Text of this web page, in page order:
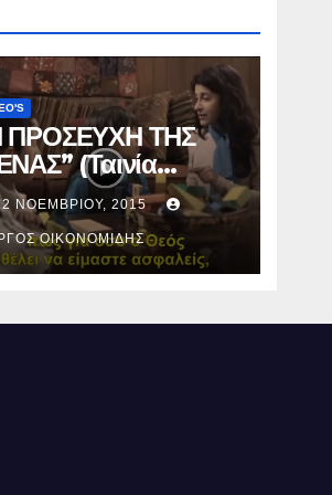
ΠΡΟΣΕΥΧΗ ΤΗΣ
(Ταινία
μήκους).
ΝΟΕΜΒΡΊΟΥ, 2015
ΟΙΚΟΝΟΜΊΔΗΣ